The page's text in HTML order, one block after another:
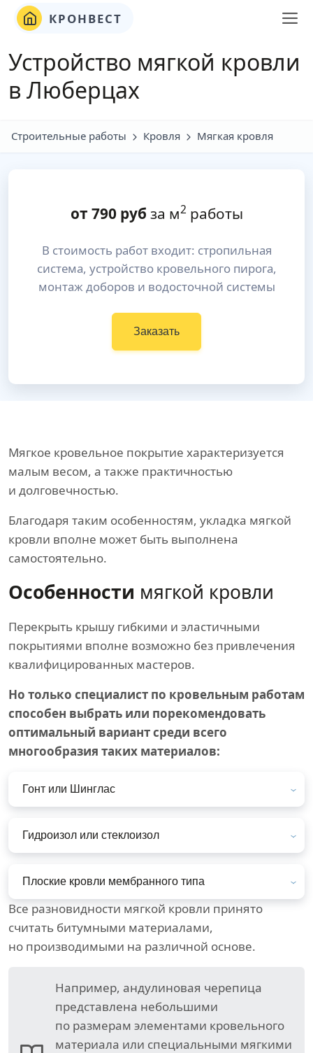
КРОНВЕСТ
Устройство мягкой кровли
в Люберцах
Строительные работы Кровля Мягкая кровля
от 790руб за м2работы
В стоимость работ входит: стропильная
система, устройство кровельного пирога,
монтаж доборов и водосточной системы
Заказать
Мягкое кровельное покрытие характеризуется
малым весом, а также практичностью
и долговечностью.
Благодаря таким особенностям, укладка мягкой
кровли вполне может быть выполнена
самостоятельно.
Особенности мягкой кровли
Перекрыть крышу гибкими и эластичными
покрытиями вполне возможно без привлечения
квалифицированных мастеров.
Но только специалист по кровельным работам
способен выбрать или порекомендовать
оптимальный вариант среди всего
многообразия таких материалов:
Гонт или Шинглас
Гидроизол или стеклоизол
Плоские кровли мембранного типа
Все разновидности мягкой кровли принято
считать битумными материалами,
но производимыми на различной основе.
Например, андулиновая черепица
представлена небольшими
по размерам элементами кровельного
материала или специальными мягкими